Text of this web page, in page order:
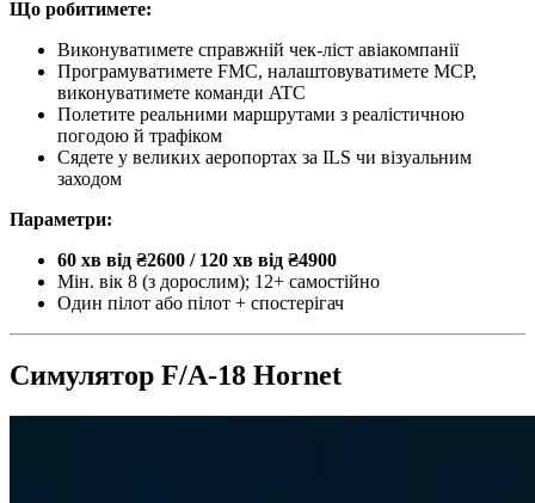
Що робитимете:
Виконуватимете справжній чек-ліст авіакомпанії
Програмуватимете FMC, налаштовуватимете MCP,
виконуватимете команди ATC
Полетите реальними маршрутами з реалістичною
погодою й трафіком
Сядете у великих аеропортах за ILS чи візуальним
заходом
Параметри:
60 хв від ₴2600 / 120 хв від ₴4900
Мін. вік 8 (з дорослим); 12+ самостійно
Один пілот або пілот + спостерігач
Симулятор F/A-18 Hornet